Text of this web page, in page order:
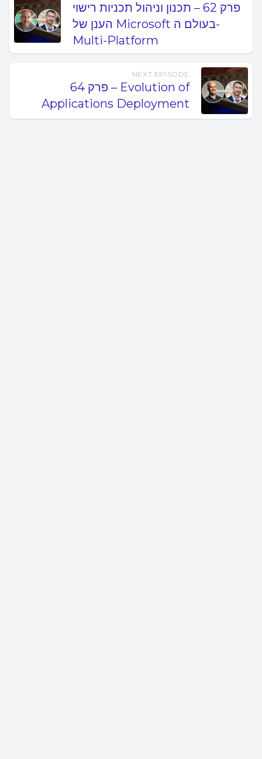
פרק 62 – תכנון וניהול תכניות רישוי
הענן של Microsoft בעולם ה-
Multi-Platform
NEXT EPISODE
פרק 64 – Evolution of
Applications Deployment